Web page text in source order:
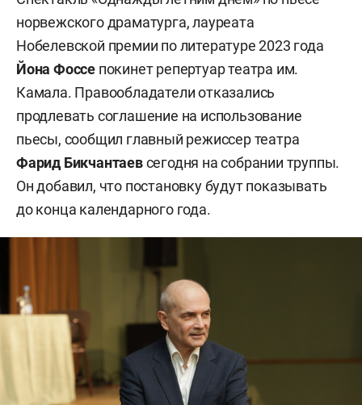
норвежского драматурга, лауреата
Нобелевской премии по литературе 2023 года
Йона Фоссе покинет репертуар театра им.
Камала. Правообладатели отказались
продлевать соглашение на использование
пьесы, сообщил главный режиссер театра
Фарид Бикчантаевсегодня на собрании труппы.
Он добавил, что постановку будут показывать
до конца календарного года.